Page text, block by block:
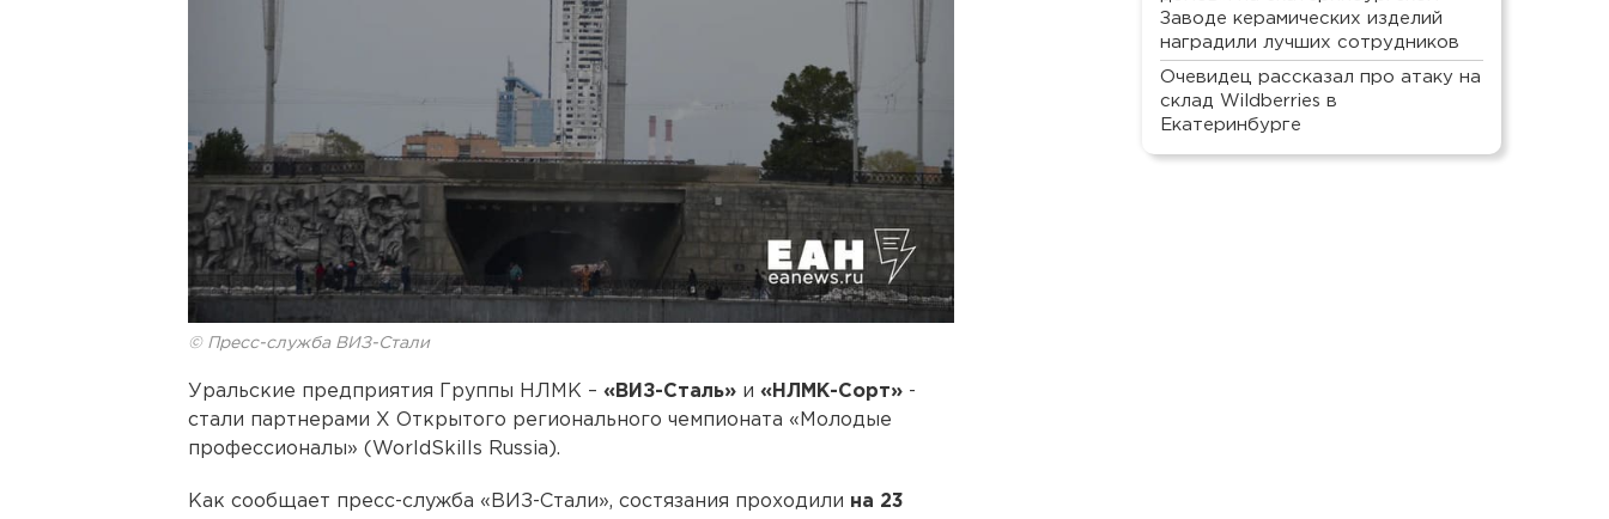
© Пресс-служба ВИЗ-Стали
Уральские предприятия Группы НЛМК – «ВИЗ-Сталь» и «НЛМК-Сорт» -
стали партнерами X Открытого регионального чемпионата «Молодые
профессионалы» (WorldSkills Russia).
Как сообщает пресс-служба «ВИЗ-Стали», состязания проходили на 23
Заводе керамических изделий
наградили лучших сотрудников
Очевидец рассказал про атаку на
склад Wildberries в
Екатеринбурге